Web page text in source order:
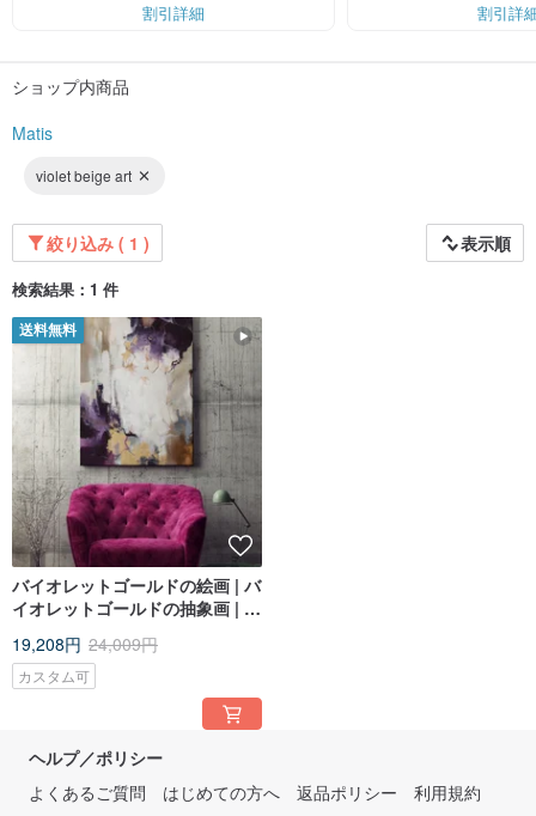
作品のテーマやサイズを、より気軽にお選びいただけます。
割引詳細 割引詳
ショップ内商品
Matis
violet beige art
絞り込み ( 1 ) 表示順
検索結果：1 件
送料無料
バイオレットゴールドの絵画 | バ
イオレットゴールドの抽象画 | バ
アート | ブルーム
19,208円 24,009円
カスタム可
ヘルプ／ポリシー
よくあるご質問
はじめての方へ 返品ポリシー
利用規約